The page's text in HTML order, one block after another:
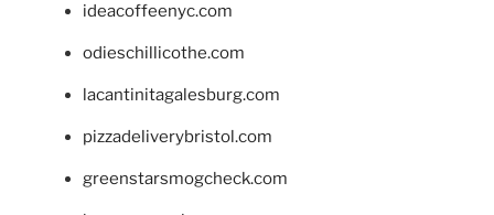
ideacoffeenyc.com
odieschillicothe.com
lacantinitagalesburg.com
pizzadeliverybristol.com
greenstarsmogcheck.com